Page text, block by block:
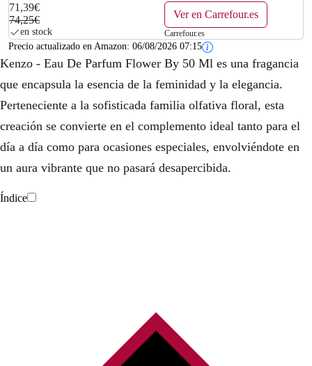
71,39€
74,25€
en stock
Ver en Carrefour.es
Carrefour.es
Precio actualizado en Amazon: 06/08/2026 07:15
Kenzo - Eau De Parfum Flower By 50 Ml es una fragancia
que encapsula la esencia de la feminidad y la elegancia.
Perteneciente a la sofisticada familia olfativa floral, esta
creación se convierte en el complemento ideal tanto para el
día a día como para ocasiones especiales, envolviéndote en
un aura vibrante que no pasará desapercibida.
Índice